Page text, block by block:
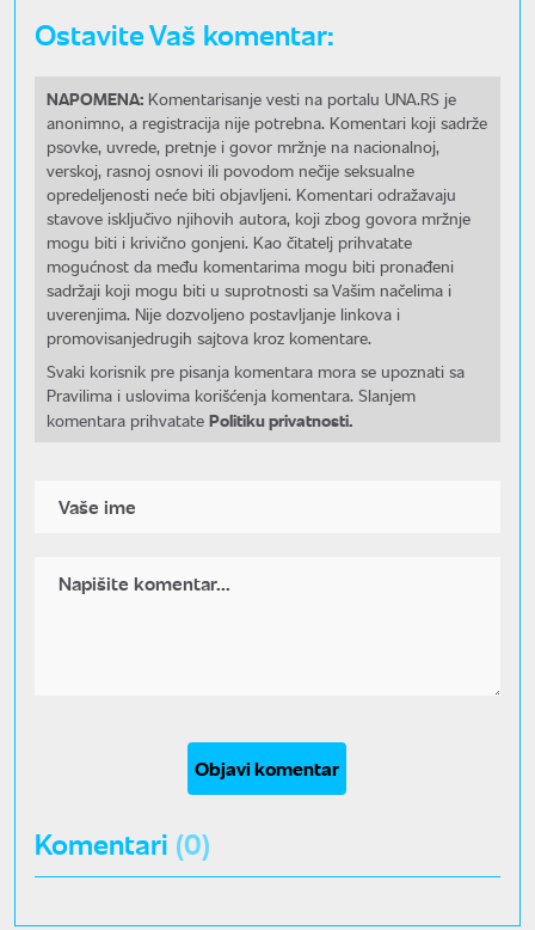
Ostavite Vaš komentar:
NAPOMENA: Komentarisanje vesti na portalu UNA.RS je
anonimno, a registracija nije potrebna. Komentari koji sadrže
psovke, uvrede, pretnje i govor mržnje na nacionalnoj,
verskoj, rasnoj osnovi ili povodom nečije seksualne
opredeljenosti neće biti objavljeni. Komentari odražavaju
stavove isključivo njihovih autora, koji zbog govora mržnje
mogu biti i krivično gonjeni. Kao čitatelj prihvatate
mogućnost da među komentarima mogu biti pronađeni
sadržaji koji mogu biti u suprotnosti sa Vašim načelima i
uverenjima. Nije dozvoljeno postavljanje linkova i
promovisanjedrugih sajtova kroz komentare.
Svaki korisnik pre pisanja komentara mora se upoznati sa
Pravilima i uslovima korišćenja komentara. Slanjem
komentara prihvatate Politiku privatnosti.
Objavi komentar
Komentari (0)